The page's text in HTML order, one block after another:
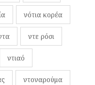
νότια κορέα
ντε ρόσι
ντιαό
ντοναρούμα